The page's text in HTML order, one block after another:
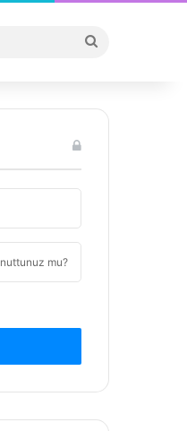
...
mu?